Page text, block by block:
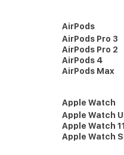
AirPods
AirPods Pro 3
AirPods Pro 2
AirPods 4
AirPods Max
Apple Watch
Apple Watch
Apple Watch 11
Apple Watch